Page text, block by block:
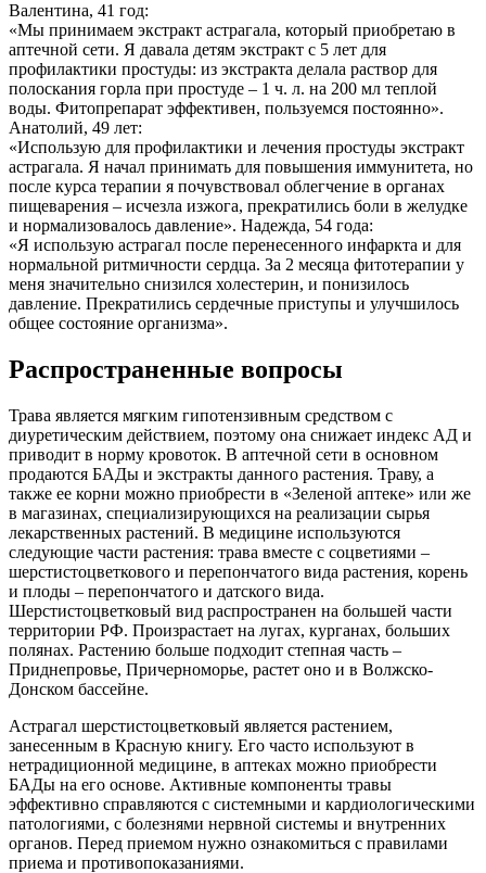
Валентина, 41 год:
«Мы принимаем экстракт астрагала, который приобретаю в
аптечной сети. Я давала детям экстракт с 5 лет для
профилактики простуды: из экстракта делала раствор для
полоскания горла при простуде – 1 ч. л. на 200 мл теплой
воды. Фитопрепарат эффективен, пользуемся постоянно».
Анатолий, 49 лет:
«Использую для профилактики и лечения простуды экстракт
астрагала. Я начал принимать для повышения иммунитета, но
после курса терапии я почувствовал облегчение в органах
пищеварения – исчезла изжога, прекратились боли в желудке
и нормализовалось давление». Надежда, 54 года:
«Я использую астрагал после перенесенного инфаркта и для
нормальной ритмичности сердца. За 2 месяца фитотерапии у
меня значительно снизился холестерин, и понизилось
давление. Прекратились сердечные приступы и улучшилось
общее состояние организма».
Распространенные вопросы
Трава является мягким гипотензивным средством с
диуретическим действием, поэтому она снижает индекс АД и
приводит в норму кровоток. В аптечной сети в основном
продаются БАДы и экстракты данного растения. Траву, а
также ее корни можно приобрести в «Зеленой аптеке» или же
в магазинах, специализирующихся на реализации сырья
лекарственных растений. В медицине используются
следующие части растения: трава вместе с соцветиями –
шерстистоцветкового и перепончатого вида растения, корень
и плоды – перепончатого и датского вида.
Шерстистоцветковый вид распространен на большей части
территории РФ. Произрастает на лугах, курганах, больших
полянах. Растению больше подходит степная часть –
Приднепровье, Причерноморье, растет оно и в Волжско-
Донском бассейне.
Астрагал шерстистоцветковый является растением,
занесенным в Красную книгу. Его часто используют в
нетрадиционной медицине, в аптеках можно приобрести
БАДы на его основе. Активные компоненты травы
эффективно справляются с системными и кардиологическими
патологиями, с болезнями нервной системы и внутренних
органов. Перед приемом нужно ознакомиться с правилами
приема и противопоказаниями.